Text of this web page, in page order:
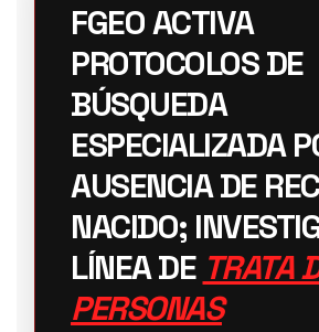
FGEO ACTIVA
PROTOCOLOS DE
BÚSQUEDA
ESPECIALIZADA
AUSENCIA DE
NACIDO;
LÍNEA DE TRATA
PERSONAS